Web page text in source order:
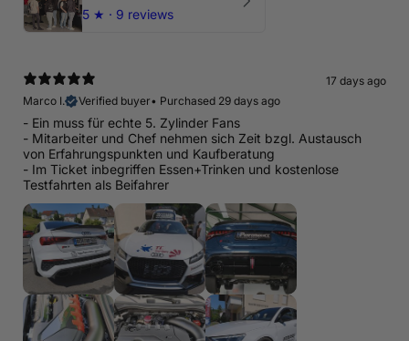
5 ★ · 9 reviews
17 days ago
Marco I.
Verified buyer• Purchased 29 days ago
- Ein muss für echte 5. Zylinder Fans
- Mitarbeiter und Chef nehmen sich Zeit bzgl. Austausch
von Erfahrungspunkten und Kaufberatung
- Im Ticket inbegriffen Essen+Trinken und kostenlose
Testfahrten als Beifahrer